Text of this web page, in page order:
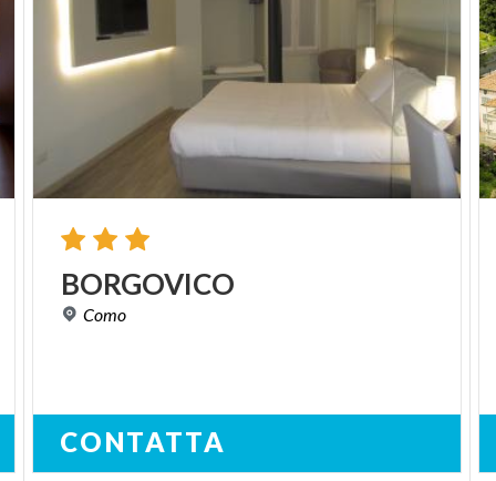
BORGOVICO
Como
CONTATTA